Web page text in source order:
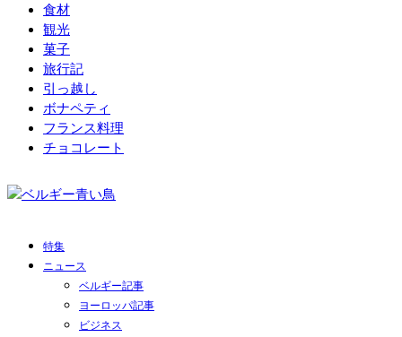
食材
観光
菓子
旅行記
引っ越し
ボナペティ
フランス料理
チョコレート
特集
ニュース
ベルギー記事
ヨーロッパ記事
ビジネス